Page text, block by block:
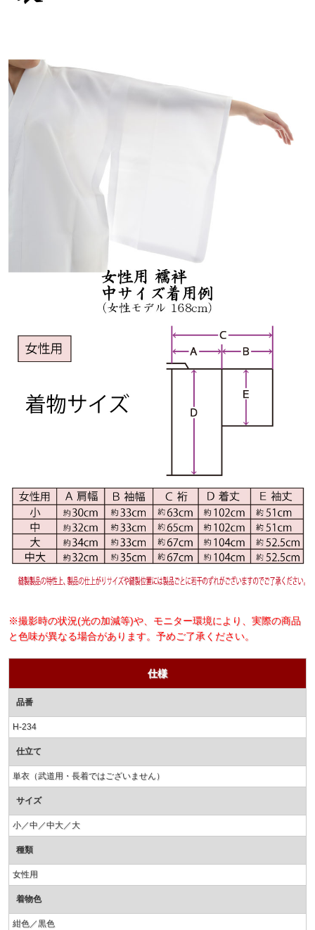
※撮影時の状況(光の加減等)や、モニター環境により、実際の商品
と色味が異なる場合があります。予めご了承ください。
仕様
品番
H-234
仕立て
単衣（武道用・長着ではございません）
サイズ
小／中／中大／大
種類
女性用
着物色
紺色／黒色